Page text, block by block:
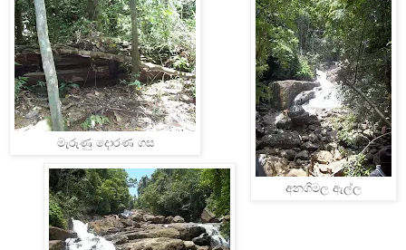
මැරුණු දොරණ ගස
අනගිමල ඇල්ල